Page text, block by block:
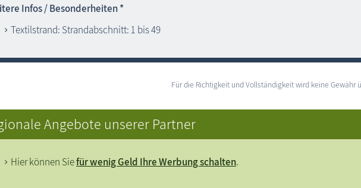
Infos / Besonderheiten *
Textilstrand: Strandabschnitt: 1 bis 49
Für die Richtigkeit und Vollständigkeit wird keine Gewähr
Angebote unserer Partner
Hier können Siefür wenig Geld Ihre Werbung schalten.